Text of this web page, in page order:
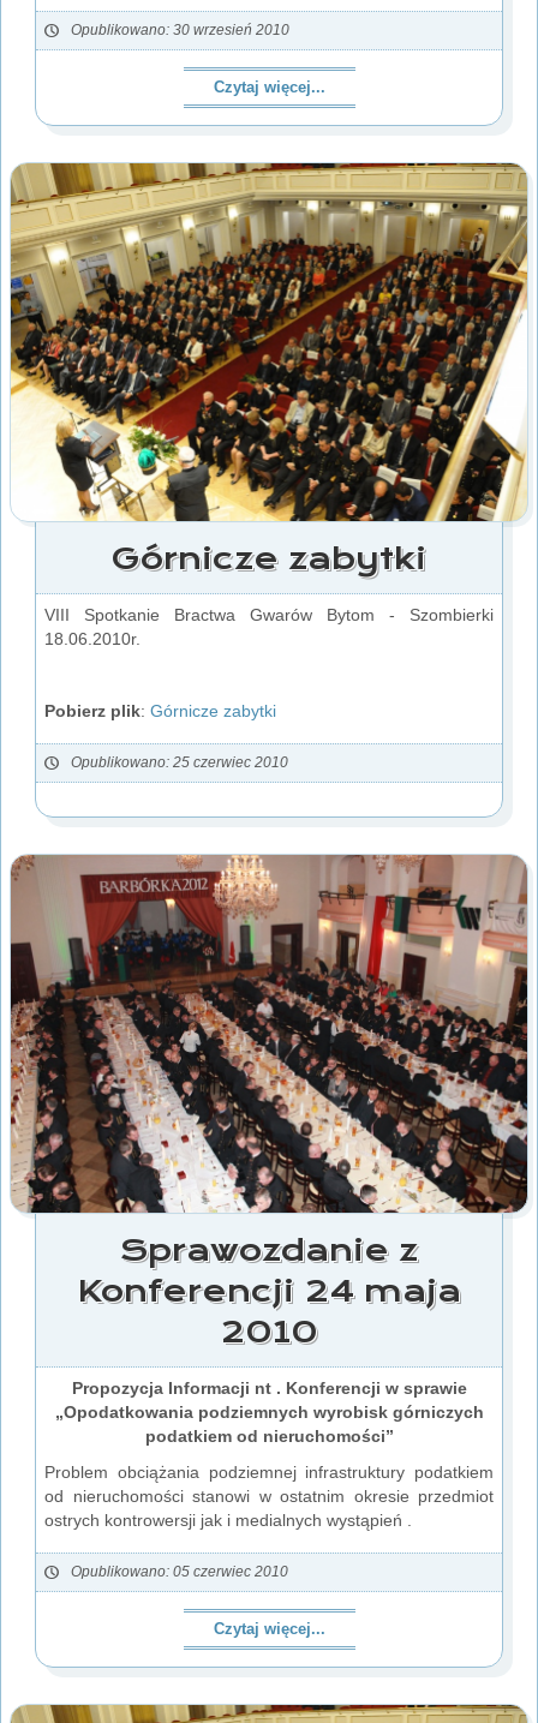
Opublikowano: 30 wrzesień 2010
Czytaj więcej...
Górnicze zabytki
VIII Spotkanie Bractwa Gwarów Bytom - Szombierki
18.06.2010r.
Pobierz plik: Górnicze zabytki
Opublikowano: 25 czerwiec 2010
Sprawozdanie z
Konferencji 24 maja
2010
Propozycja Informacji nt . Konferencji w sprawie
„Opodatkowania podziemnych wyrobisk górniczych
podatkiem od nieruchomości”
Problem obciążania podziemnej infrastruktury podatkiem
od nieruchomości stanowi w ostatnim okresie przedmiot
ostrych kontrowersji jak i medialnych wystąpień .
Opublikowano: 05 czerwiec 2010
Czytaj więcej...